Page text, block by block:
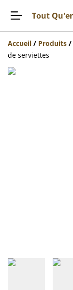
Tout
Accueil / Produits /
de serviettes